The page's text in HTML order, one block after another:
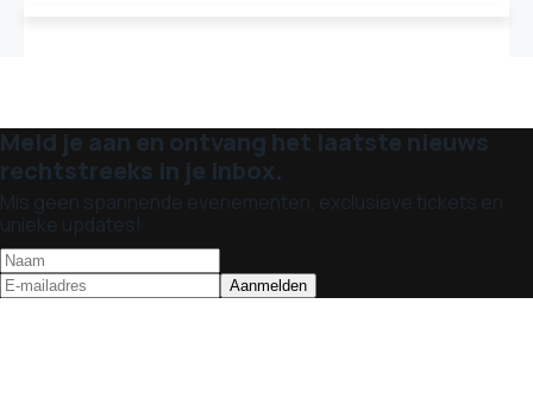
Meld je aan en ontvang het laatste nieuws
rechtstreeks in je inbox.
Mis geen spannende evenementen, exclusieve tickets en
unieke updates!